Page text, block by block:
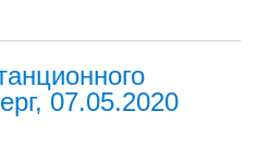
07.05.2020